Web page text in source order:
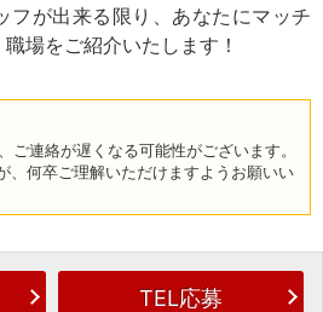
フが出来る限り、あなたにマッチ
場をご紹介いたします！
ご連絡が遅くなる可能性がございます。
、何卒ご理解いただけますようお願いい
TEL応募